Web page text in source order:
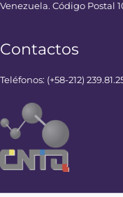
Venezuela. Código Postal
Contactos
Teléfonos: (+58-212)